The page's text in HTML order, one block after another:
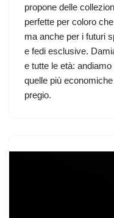
propone delle
perfette per coloro
ma anche per i futuri
e fedi esclusive.
e tutte le età:
quelle più
pregio.